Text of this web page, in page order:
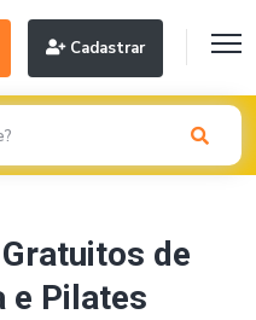
Cadastrar
de
e Pilates